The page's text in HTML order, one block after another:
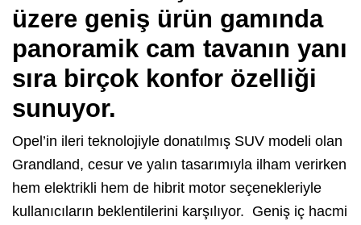
üzere geniş ürün gamında
panoramik cam tavanın yanı
sıra birçok konfor özelliği
sunuyor.
Opel’in ileri teknolojiyle donatılmış SUV modeli olan
Grandland, cesur ve yalın tasarımıyla ilham verirken
hem elektrikli hem de hibrit motor seçenekleriyle
kullanıcıların beklentilerini karşılıyor. Geniş iç hacmi